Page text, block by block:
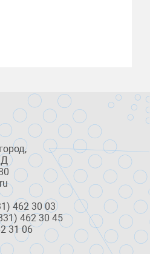
Д
462 30 03
462 30 45
31 06